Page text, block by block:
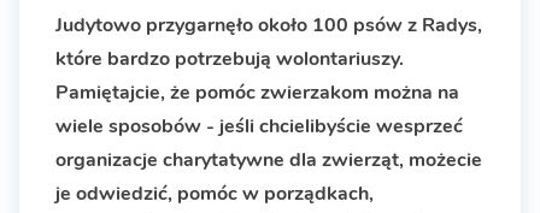
Judytowo przygarnęło około 100 psów z Radys,
które bardzo potrzebują wolontariuszy.
Pamiętajcie, że pomóc zwierzakom można na
wiele sposobów - jeśli chcielibyście wesprzeć
organizacje charytatywne dla zwierząt, możecie
je odwiedzić, pomóc w porządkach,